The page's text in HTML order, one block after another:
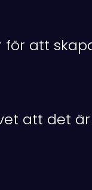
att
att det är